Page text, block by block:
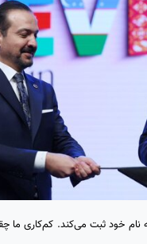
به نام خود ثبت می‌کند. کم‌کاری